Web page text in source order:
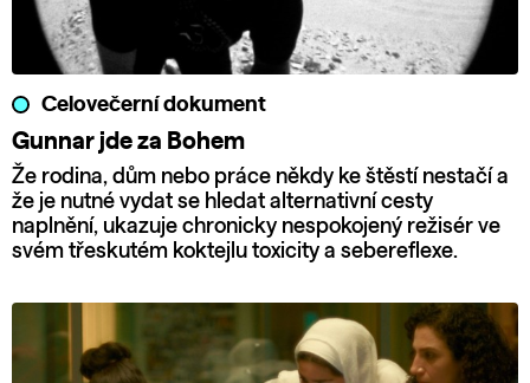
Celovečerní dokument
Gunnar jde za Bohem
Že rodina, dům nebo práce někdy ke štěstí nestačí a
že je nutné vydat se hledat alternativní cesty
naplnění, ukazuje chronicky nespokojený režisér ve
svém třeskutém koktejlu toxicity a sebereflexe.